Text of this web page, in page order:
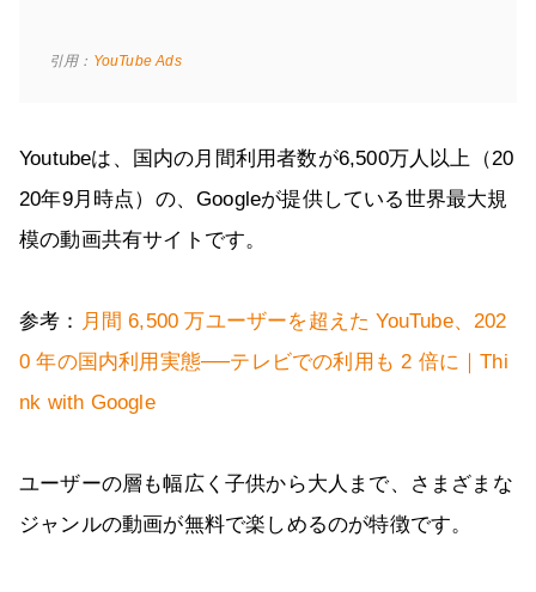
引用： YouTube Ads
Youtubeは、国内の月間利用者数が6,500万人以上（20
20年9月時点）の、Googleが提供している世界最大規
模の動画共有サイトです。
参考： 月間 6,500 万ユーザーを超えた YouTube、202
0 年の国内利用実態──テレビでの利用も 2 倍に｜Thi
nk with Google
ユーザーの層も幅広く子供から大人まで、さまざまな
ジャンルの動画が無料で楽しめるのが特徴です。